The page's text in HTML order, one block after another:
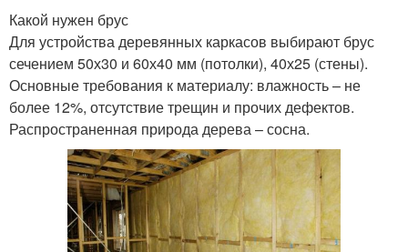
Какой нужен брус
Для устройства деревянных каркасов выбирают брус
сечением 50х30 и 60х40 мм (потолки), 40х25 (стены).
Основные требования к материалу: влажность – не
более 12%, отсутствие трещин и прочих дефектов.
Распространенная природа дерева – сосна.